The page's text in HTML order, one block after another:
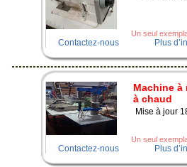
Un seul
Contactez-nous Plus
Machine à
à chaud
Mise à jour
Un seul
Contactez-nous Plus